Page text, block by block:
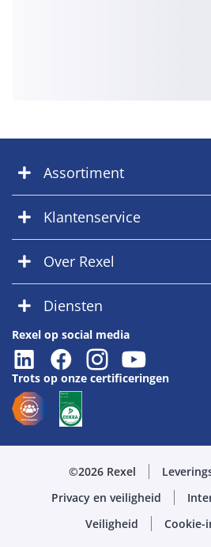
Assortiment
Klantenservice
Over Rexel
Diensten
Rexel op social media
Trots op onze certificeringen
©2026 Rexel
Privacy en veiligheid
Veiligheid Cookie-